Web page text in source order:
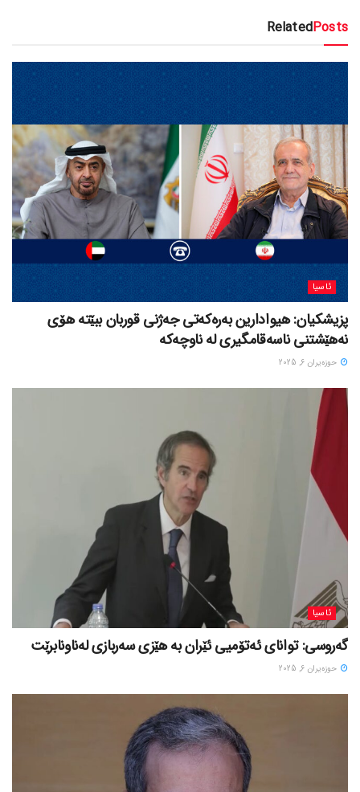
RelatedPosts
ئاسیا
پزیشکیان: هیوادارین بەرەکەتی جەژنی قوربان ببێتە هۆی
نەهێشتنی ناسەقامگیری لە ناوچەکە
حوزه‌یران 6, 2025
ئاسیا
گەروسی: توانای ئەتۆمیی ئێران بە هێزی سەربازی لەناونابرێت
حوزه‌یران 6, 2025